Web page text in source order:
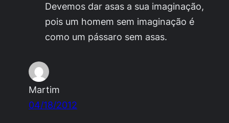
Devemos dar asas a sua imaginação,
pois um homem sem imaginação é
como um pássaro sem asas.
Martim
04/18/2012